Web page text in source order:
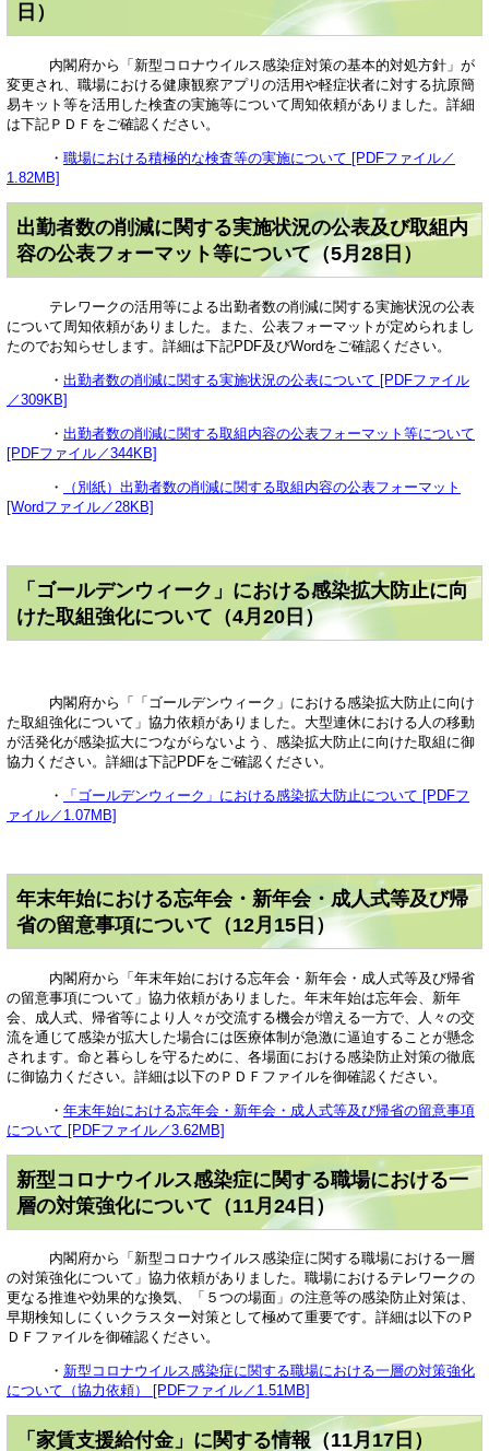
日）
内閣府から「新型コロナウイルス感染症対策の基本的対処方針」が
変更され、職場における健康観察アプリの活用や軽症状者に対する抗原簡
易キット等を活用した検査の実施等について周知依頼がありました。詳細
は下記ＰＤＦをご確認ください。
・ 職場における積極的な検査等の実施について [PDFファイル／
1.82MB]
出勤者数の削減に関する実施状況の公表及び取組内
容の公表フォーマット等について（5月28日）
テレワークの活用等による出勤者数の削減に関する実施状況の公表
について周知依頼がありました。また、公表フォーマットが定められまし
たのでお知らせします。詳細は下記PDF及びWordをご確認ください。
・ 出勤者数の削減に関する実施状況の公表について [PDFファイル
／309KB]
・ 出勤者数の削減に関する取組内容の公表フォーマット等について
[PDFファイル／344KB]
・
（別紙）出勤者数の削減に関する取組内容の公表フォーマット
[Wordファイル／28KB]
「ゴールデンウィーク」における感染拡大防止に向
けた取組強化について（4月20日）
内閣府から「「ゴールデンウィーク」における感染拡大防止に向け
た取組強化について」協力依頼がありました。大型連休における人の移動
が活発化が感染拡大につながらないよう、感染拡大防止に向けた取組に御
協力ください。詳細は下記PDFをご確認ください。
・
「ゴールデンウィーク」における感染拡大防止について [PDFフ
ァイル／1.07MB]
年末年始における忘年会・新年会・成人式等及び帰
省の留意事項について（12月15日）
内閣府から「年末年始における忘年会・新年会・成人式等及び帰省
の留意事項について」協力依頼がありました。年末年始は忘年会、新年
会、成人式、帰省等により人々が交流する機会が増える一方で、人々の交
流を通じて感染が拡大した場合には医療体制が急激に逼迫することが懸念
されます。命と暮らしを守るために、各場面における感染防止対策の徹底
に御協力ください。詳細は以下のＰＤＦファイルを御確認ください。
・ 年末年始における忘年会・新年会・成人式等及び帰省の留意事項
について [PDFファイル／3.62MB]
新型コロナウイルス感染症に関する職場における一
層の対策強化について（11月24日）
内閣府から「新型コロナウイルス感染症に関する職場における一層
の対策強化について」協力依頼がありました。職場におけるテレワークの
更なる推進や効果的な換気、「５つの場面」の注意等の感染防止対策は、
早期検知しにくいクラスター対策として極めて重要です。詳細は以下のＰ
ＤＦファイルを御確認ください。
・ 新型コロナウイルス感染症に関する職場における一層の対策強化
について（協力依頼） [PDFファイル／1.51MB]
「家賃支援給付金」に関する情報（11月17日）